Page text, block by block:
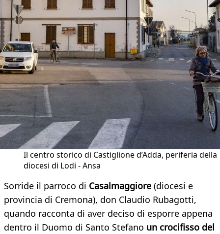
Il centro storico di Castiglione d’Adda, periferia della
diocesi di Lodi - Ansa
Sorride il parroco di Casalmaggiore (diocesi e
provincia di Cremona), don Claudio Rubagotti,
quando racconta di aver deciso di esporre appena
dentro il Duomo di Santo Stefano un crocifisso del